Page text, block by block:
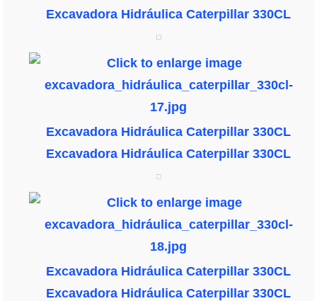
Excavadora Hidráulica Caterpillar 330CL
Excavadora Hidráulica Caterpillar 330CL
Excavadora Hidráulica Caterpillar 330CL
Excavadora Hidráulica Caterpillar 330CL
Excavadora Hidráulica Caterpillar 330CL